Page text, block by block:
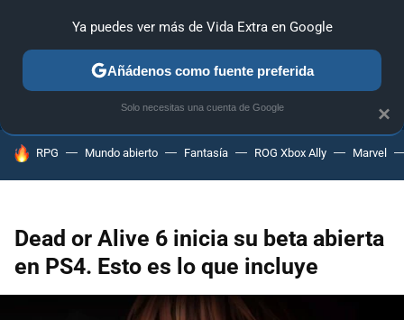
ANÁLISIS GUÍAS Y TRUCOS PC SONY NINTENDO
HOY SE HABLA DE
RPG Mundo abierto Fantasía ROG Xbox Ally Marvel
Dead or Alive 6 inicia su beta abierta
en PS4. Esto es lo que incluye
×
Ya puedes ver más de Vida Extra en Google
Añádenos como fuente preferida
Solo necesitas una cuenta de Google